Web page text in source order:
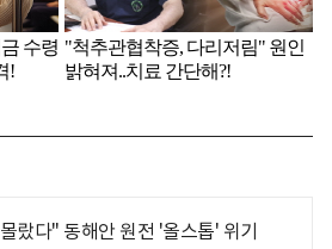
랐다" 동해안 원전 '올스톱' 위기